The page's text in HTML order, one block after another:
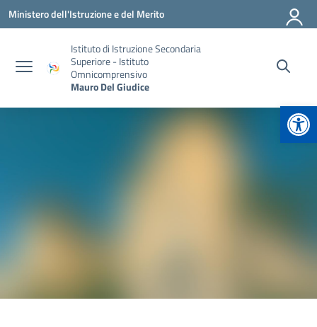
Vai ai contenuti
Vai al menu di navigazione
Vai al footer
Ministero dell'Istruzione e del Merito
Istituto di Istruzione Secondaria
Superiore - Istituto
Omnicomprensivo
Mauro Del Giudice